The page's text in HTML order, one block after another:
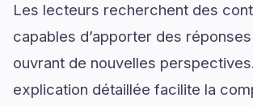
Les lecteurs recherchent des
capables d’apporter des
ouvrant de nouvelles
explication détaillée facilite la